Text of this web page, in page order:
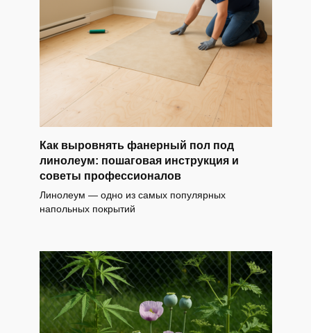
Как выровнять фанерный пол под
линолеум: пошаговая инструкция и
советы профессионалов
Линолеум — одно из самых популярных
напольных покрытий